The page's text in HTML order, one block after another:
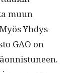
muun
Yhdys­
GAO on